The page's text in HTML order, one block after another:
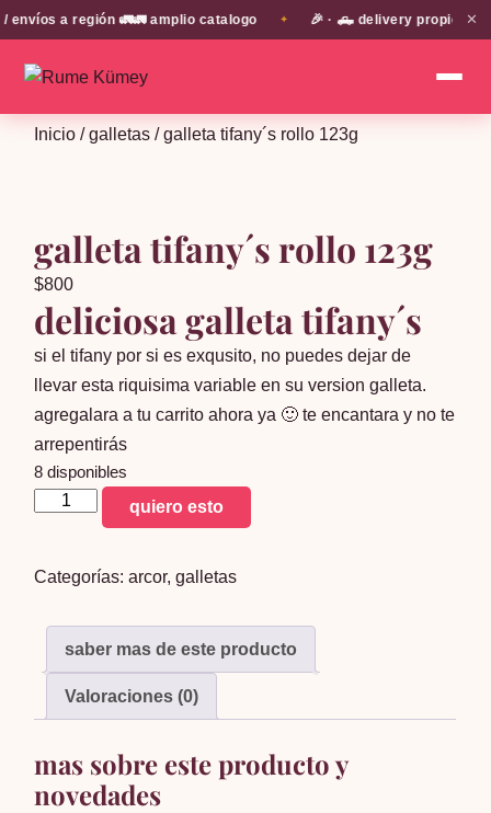
a región 🚛🚛 amplio catalogo ✦ 🎉 · 🛻 delivery propio en EN
✕
Inicio /galletas / galleta tifany´s rollo 123g
galleta tifany´s rollo 123g
$800
deliciosa galleta tifany´s
si el tifany por si es exqusito, no puedes dejar de
llevar esta riquisima variable en su version galleta.
agregalara a tu carrito ahora ya 🙂 te encantara y no te
arrepentirás
8 disponibles
galleta
rollo
quiero esto
Categorías:arcor,galletas
saber mas de este producto
Valoraciones (0)
mas sobre este producto y
novedades